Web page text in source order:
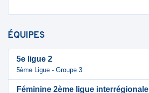
ÉQUIPES
5e ligue 2
5ème Ligue - Groupe 3
Féminine 2ème ligue interrégionale